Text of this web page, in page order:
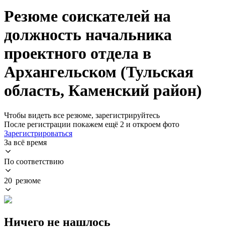
Резюме соискателей на
должность начальника
проектного отдела в
Архангельском (Тульская
область, Каменский район)
Чтобы видеть все резюме, зарегистрируйтесь
После регистрации покажем ещё 2 и откроем фото
Зарегистрироваться
За всё время
По соответствию
20 резюме
Ничего не нашлось